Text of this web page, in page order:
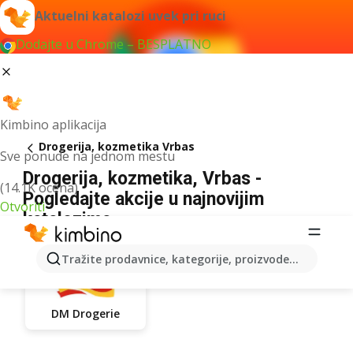
Aktuelni katalozi uvek pri ruci
Dodajte u Chrome – BESPLATNO
Kimbino aplikacija
Sve ponude na jednom mestu
(14.1K ocena)
Otvoriti
Tražite prodavnice, kategorije, proizvode...
Drogerija, kozmetika Vrbas
Drogerija, kozmetika, Vrbas -
Pogledajte akcije u najnovijim
katalozima
DM Drogerie